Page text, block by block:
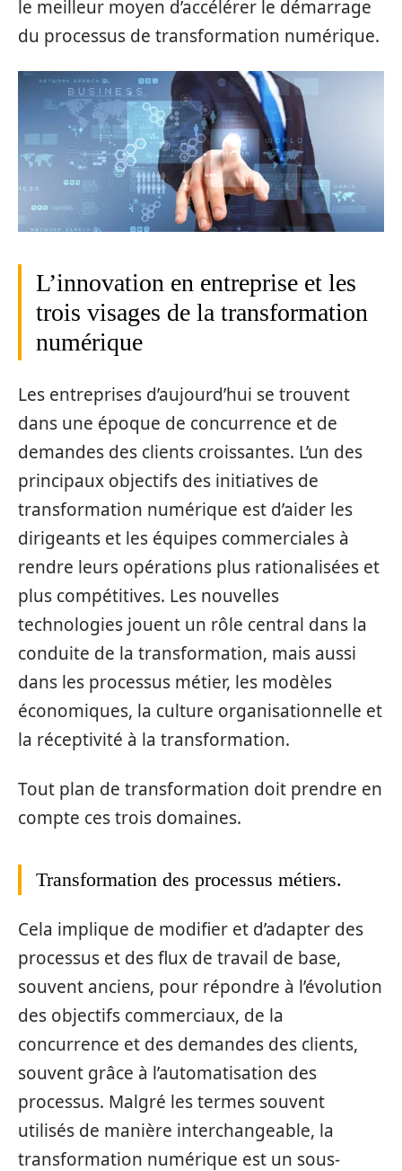
le meilleur moyen d’accélérer le démarrage
du processus de transformation numérique.
L’innovation en entreprise et les
trois visages de la transformation
numérique
Les entreprises d’aujourd’hui se trouvent
dans une époque de concurrence et de
demandes des clients croissantes. L’un des
principaux objectifs des initiatives de
transformation numérique est d’aider les
dirigeants et les équipes commerciales à
rendre leurs opérations plus rationalisées et
plus compétitives. Les nouvelles
technologies jouent un rôle central dans la
conduite de la transformation, mais aussi
dans les processus métier, les modèles
économiques, la culture organisationnelle et
la réceptivité à la transformation.
Tout plan de transformation doit prendre en
compte ces trois domaines.
Transformation des processus métiers.
Cela implique de modifier et d’adapter des
processus et des flux de travail de base,
souvent anciens, pour répondre à l’évolution
des objectifs commerciaux, de la
concurrence et des demandes des clients,
souvent grâce à l’automatisation des
processus. Malgré les termes souvent
utilisés de manière interchangeable, la
transformation numérique est un sous-